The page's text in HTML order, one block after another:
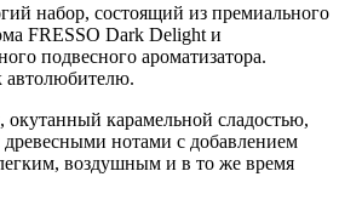
набор, состоящий из премиального
FRESSO Dark Delight и
подвесного ароматизатора.
автолюбителю.
карамельной сладостью,
нотами с добавлением
воздушным и в то же время